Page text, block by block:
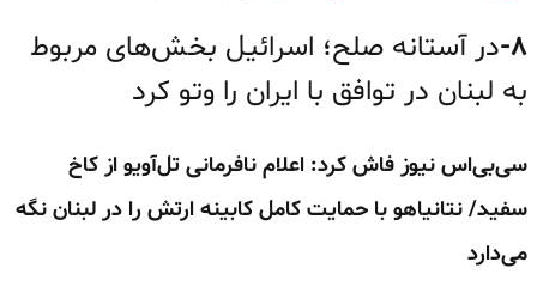
۸- در آستانه صلح؛ اسرائیل بخش‌های مربوط
به لبنان در توافق با ایران را وتو کرد
سی‌بی‌اس نیوز فاش کرد: اعلام نافرمانی تل‌آویو از کاخ
سفید/ نتانیاهو با حمایت کامل کابینه ارتش را در لبنان نگه
می‌دارد